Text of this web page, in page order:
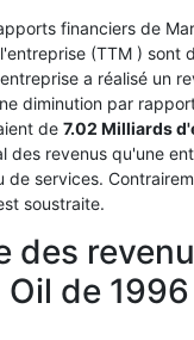
financiers de
(TTM ) sont
a réalisé un
diminution par
de 7.02 Milliards
des revenus qu'une
de services.
soustraite.
des
de